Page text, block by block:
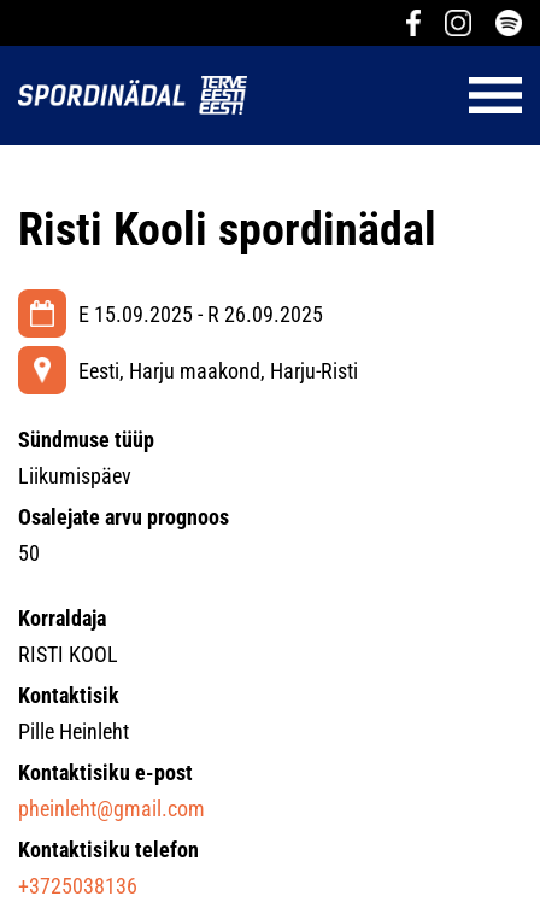
Risti Kooli spordinädal
E 15.09.2025 - R 26.09.2025
Eesti, Harju maakond, Harju-Risti
Sündmuse tüüp
Liikumispäev
Osalejate arvu prognoos
50
Korraldaja
RISTI KOOL
Kontaktisik
Pille Heinleht
Kontaktisiku e-post
pheinleht@gmail.com
Kontaktisiku telefon
+3725038136